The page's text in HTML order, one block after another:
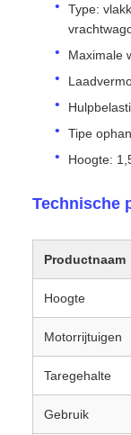
Type:
Maximale
Tipe
Hoogte:
Technische
Productnaam
Hoogte
Motorrijtuigen
Taregehalte
Gebruik